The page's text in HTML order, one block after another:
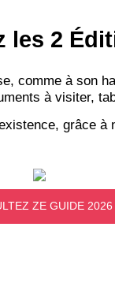
les 2
comme à son
à visiter,
grâce
ZE GUIDE 2026